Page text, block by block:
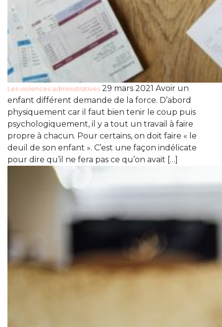
Les violences administratives 29 mars 2021 Avoir un
enfant différent demande de la force. D’abord
physiquement car il faut bien tenir le coup puis
psychologiquement, il y a tout un travail à faire
propre à chacun. Pour certains, on doit faire « le
deuil de son enfant ». C’est une façon indélicate
pour dire qu’il ne fera pas ce qu’on avait […]